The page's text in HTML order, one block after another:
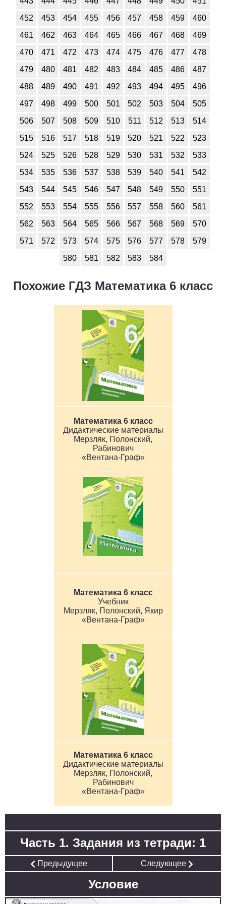
452
453 454 455 456 457 458 459
460
461
462 463 464 465 466 467 468
469
470
471 472 473 474 475 476 477
478
479
480 481 482 483 484 485 486
487
488
489 490 491 492 493 494 495
496
497
498 499 500 501 502 503 504
505
506
507 508 509 510 511 512 513
514
515
516 517 518 519 520 521 522
523
524
525 526 528 529 530 531 532
533
534
535 536 537 538 539 540 541
542
543
544 545 546 547 548 549 550
551
552
553 554 555 556 557 558 560
561
562
563 564 565 566 567 568 569
570
571
572 573 574 575 576 577 578
579
580
581 582 583 584
Похожие ГДЗ Математика 6 класс
Математика 6 класс
Дидактические материалы
Мерзляк, Полонский,
Рабинович
«Вентана-Граф»
Математика 6 класс
Учебник
Мерзляк, Полонский, Якир
«Вентана-Граф»
Математика 6 класс
Дидактические материалы
Мерзляк, Полонский,
Рабинович
«Вентана-Граф»
Часть 1. Задания из тетради: 1
Предыдущее Следующее
Условие